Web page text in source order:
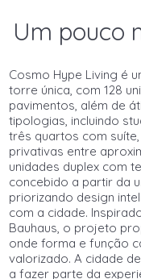
Um pouco
Cosmo Hype Living é
torre única, com 128
pavimentos, além de
tipologias, incluindo
três quartos com
privativas entre
unidades duplex com
concebido a partir da
priorizando design
com a cidade.
Bauhaus, o projeto
onde forma e função
valorizado. A cidade
a fazer parte da